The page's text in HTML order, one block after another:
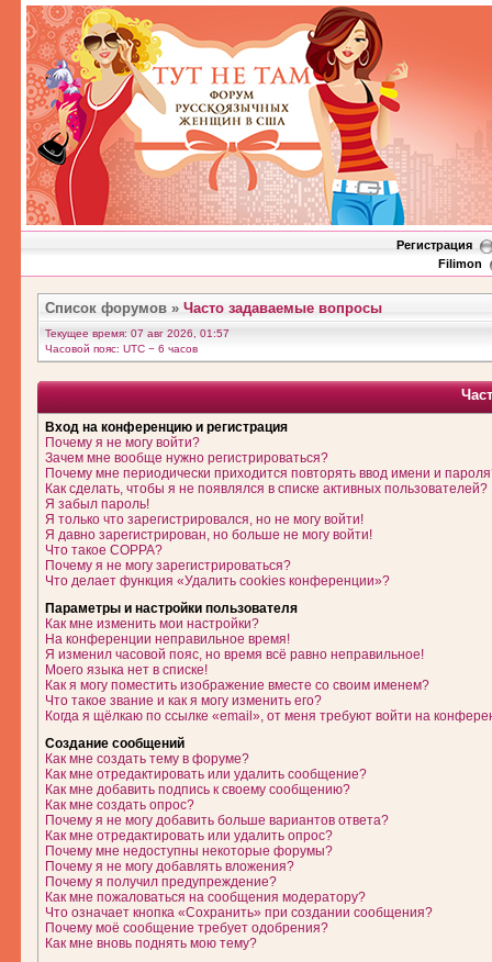
Регистрация
Filimon
Список форумов » Часто задаваемые вопросы
Текущее время: 07 авг 2026, 01:57
Часовой пояс: UTC − 6 часов
Вход на конференцию и регистрация
Почему я не могу войти?
Зачем мне вообще нужно регистрироваться?
Почему мне периодически приходится повторять ввод имени и
Как сделать, чтобы я не появлялся в списке активных пользователей?
Я забыл пароль!
Я только что зарегистрировался, но не могу войти!
Я давно зарегистрирован, но больше не могу войти!
Что такое COPPA?
Почему я не могу зарегистрироваться?
Что делает функция «Удалить cookies конференции»?
Параметры и настройки пользователя
Как мне изменить мои настройки?
На конференции неправильное время!
Я изменил часовой пояс, но время всё равно неправильное!
Моего языка нет в списке!
Как я могу поместить изображение вместе со своим именем?
Что такое звание и как я могу изменить его?
Когда я щёлкаю по ссылке «email», от меня требуют войти на
Создание сообщений
Как мне создать тему в форуме?
Как мне отредактировать или удалить сообщение?
Как мне добавить подпись к своему сообщению?
Как мне создать опрос?
Почему я не могу добавить больше вариантов ответа?
Как мне отредактировать или удалить опрос?
Почему мне недоступны некоторые форумы?
Почему я не могу добавлять вложения?
Почему я получил предупреждение?
Как мне пожаловаться на сообщения модератору?
Что означает кнопка «Сохранить» при создании сообщения?
Почему моё сообщение требует одобрения?
Как мне вновь поднять мою тему?